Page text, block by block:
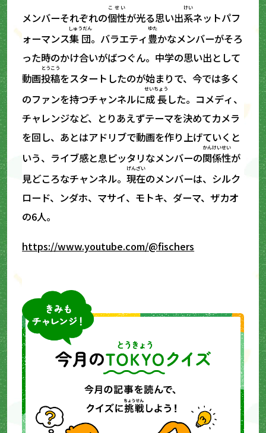
メンバーそれぞれの個性
こせい
が光る思い出系
けい
ネットパフ
ォーマンス集団
しゅうだん
。バラエティ豊
ゆた
かなメンバーがそろ
った時のかけ合いがばつぐん。中学の思い出として
動画投稿
とうこう
をスタートしたのが始まりで、今では多く
のファンを持つチャンネルに成長
せいちょう
した。コメディ、
チャレンジなど、とりあえずテーマを決めてカメラ
を回し、あとはアドリブで動画を作り上げていくと
いう、ライブ感と息ピッタリなメンバーの関係性
かんけいせい
が
見どころなチャンネル。現在
げんざい
のメンバーは、シルク
ロード、ンダホ、マサイ、モトキ、ダーマ、ザカオ
の6人。
https://www.youtube.com/@fischers